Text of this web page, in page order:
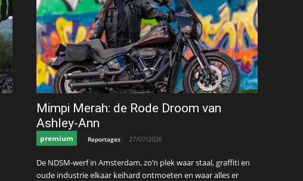
Mimpi Merah: de Rode Droom van
Ashley-Ann
premium Reportages 27/07/2026
De NDSM-werf in Amsterdam, zo’n plek waar staal, graffiti en
oude industrie elkaar keihard ontmoeten en waar alles er